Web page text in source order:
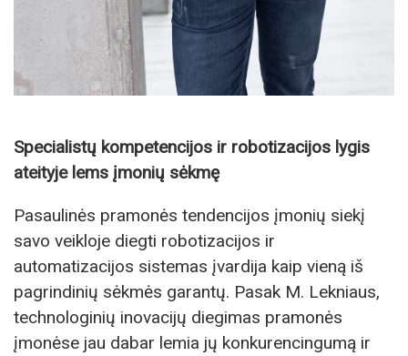
Specialistų kompetencijos ir robotizacijos lygis
ateityje lems įmonių sėkmę
Pasaulinės pramonės tendencijos įmonių siekį
savo veikloje diegti robotizacijos ir
automatizacijos sistemas įvardija kaip vieną iš
pagrindinių sėkmės garantų. Pasak M. Lekniaus,
technologinių inovacijų diegimas pramonės
įmonėse jau dabar lemia jų konkurencingumą ir